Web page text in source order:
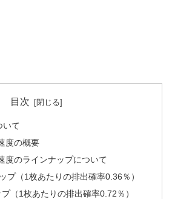
目次
いて
度の概要
度のラインナップについて
プ（1枚あたりの排出確率0.36％）
（1枚あたりの排出確率0.72％）